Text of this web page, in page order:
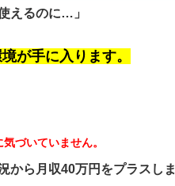
えるのに…」
が手に入ります。
づいていません。
から月収40万円をプラスしま